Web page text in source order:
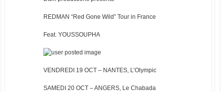
REDMAN “Red Gone Wild” Tour in France
Feat. YOUSSOUPHA
VENDREDI 19 OCT – NANTES, L’Olympic
SAMEDI 20 OCT – ANGERS, Le Chabada